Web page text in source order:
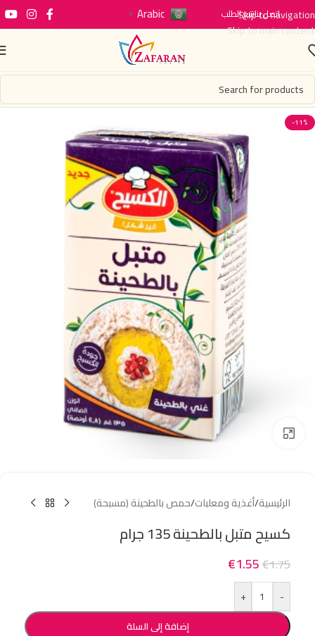
Skip to navigation
Skip to main content
اتصل بناتتبع الطلب Arabic
▼
-11%
Click to enlarge
الرئيسية/أغذية ومعلبات/حمص بالطحينة (مسبحة)
كسيح متبل بالطحينة 135 جرام
€1.75
€1.55
-
+
إضافة إلى السلة